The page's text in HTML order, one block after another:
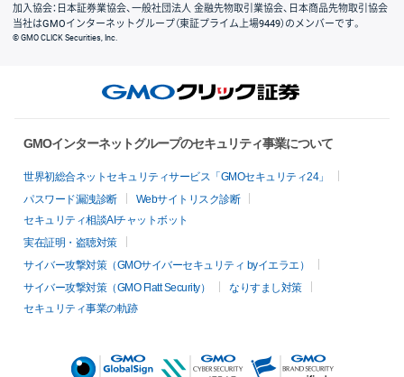
加入協会：日本証券業協会、一般社団法人 金融先物取引業協会、日本商品先物取引協会
当社はGMOインターネットグループ（東証プライム上場9449）のメンバーです。
© GMO CLICK Securities, Inc.
GMOインターネットグループのセキュリティ事業について
世界初総合ネットセキュリティサービス「GMOセキュリティ24」
パスワード漏洩診断
Webサイトリスク診断
セキュリティ相談AIチャットボット
実在証明・盗聴対策
サイバー攻撃対策（GMOサイバーセキュリティ byイエラエ）
サイバー攻撃対策（GMO Flatt Security）
なりすまし対策
セキュリティ事業の軌跡